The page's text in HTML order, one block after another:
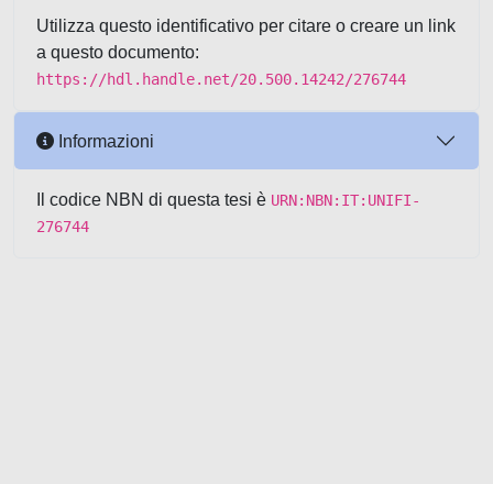
Utilizza questo identificativo per citare o creare un link
a questo documento:
https://hdl.handle.net/20.500.14242/276744
Informazioni
Il codice NBN di questa tesi è URN:NBN:IT:UNIFI-
276744